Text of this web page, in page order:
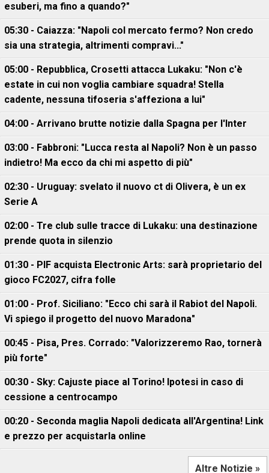
esuberi, ma fino a quando?"
05:30 - Caiazza: "Napoli col mercato fermo? Non credo
sia una strategia, altrimenti compravi..."
05:00 - Repubblica, Crosetti attacca Lukaku: "Non c'è
estate in cui non voglia cambiare squadra! Stella
cadente, nessuna tifoseria s'affeziona a lui"
04:00 - Arrivano brutte notizie dalla Spagna per l'Inter
03:00 - Fabbroni: "Lucca resta al Napoli? Non è un passo
indietro! Ma ecco da chi mi aspetto di più"
02:30 - Uruguay: svelato il nuovo ct di Olivera, è un ex
Serie A
02:00 - Tre club sulle tracce di Lukaku: una destinazione
prende quota in silenzio
01:30 - PIF acquista Electronic Arts: sarà proprietario del
gioco FC2027, cifra folle
01:00 - Prof. Siciliano: "Ecco chi sarà il Rabiot del Napoli.
Vi spiego il progetto del nuovo Maradona"
00:45 - Pisa, Pres. Corrado: "Valorizzeremo Rao, tornerà
più forte"
00:30 - Sky: Cajuste piace al Torino! Ipotesi in caso di
cessione a centrocampo
00:20 - Seconda maglia Napoli dedicata all'Argentina! Link
e prezzo per acquistarla online
Altre Notizie »